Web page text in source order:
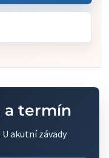
a termín
akutní závady